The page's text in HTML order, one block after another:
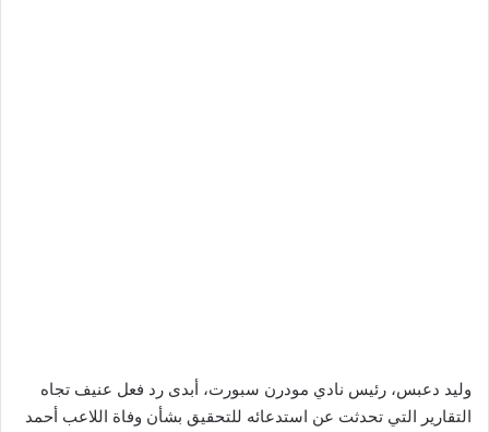
وليد دعبس، رئيس نادي مودرن سبورت، أبدى رد فعل عنيف تجاه
التقارير التي تحدثت عن استدعائه للتحقيق بشأن وفاة اللاعب أحمد